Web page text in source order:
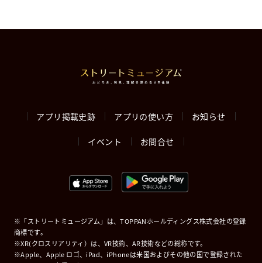
の
ー
送
り
アプリ掲載史跡 アプリの使い方 お知らせ
イベント お問合せ
※「ストリートミュージアム」は、TOPPANホールディングス株式会社の登録
商標です。
※XR(クロスリアリティ）は、VR技術、AR技術などの総称です。
※Apple、Apple ロゴ、iPad、iPhoneは米国およびその他の国で登録された